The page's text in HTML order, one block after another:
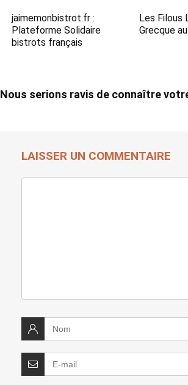
jaimemonbistrot.fr :
Plateforme Solidaire
bistrots français
Les Filous
Grecque​
Nous serions ravis de connaître
LAISSER UN COMMENTAIRE